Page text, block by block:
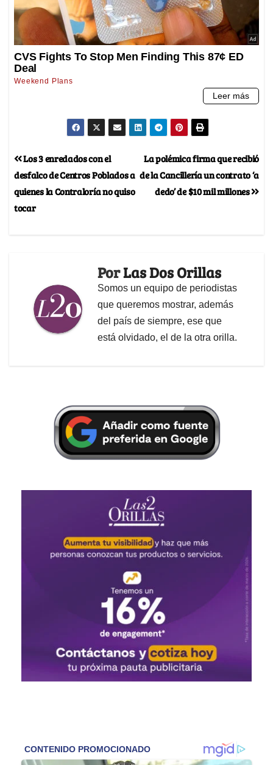
La polémica firma que recibió
de la Cancillería un contrato ‘a
dedo’ de $10 mil millones
Los 3 enredados con el
desfalco de Centros Poblados a
quienes la Contraloría no quiso
tocar
PorLas Dos Orillas
Somos un equipo de periodistas
que queremos mostrar, además
del país de siempre, ese que
está olvidado, el de la otra orilla.